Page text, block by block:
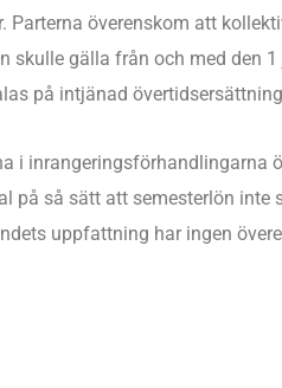
Parterna överenskom att
skulle gälla från och med den
på intjänad
i inrangeringsförhandlingarna
på så sätt att semesterlön inte
uppfattning har ingen